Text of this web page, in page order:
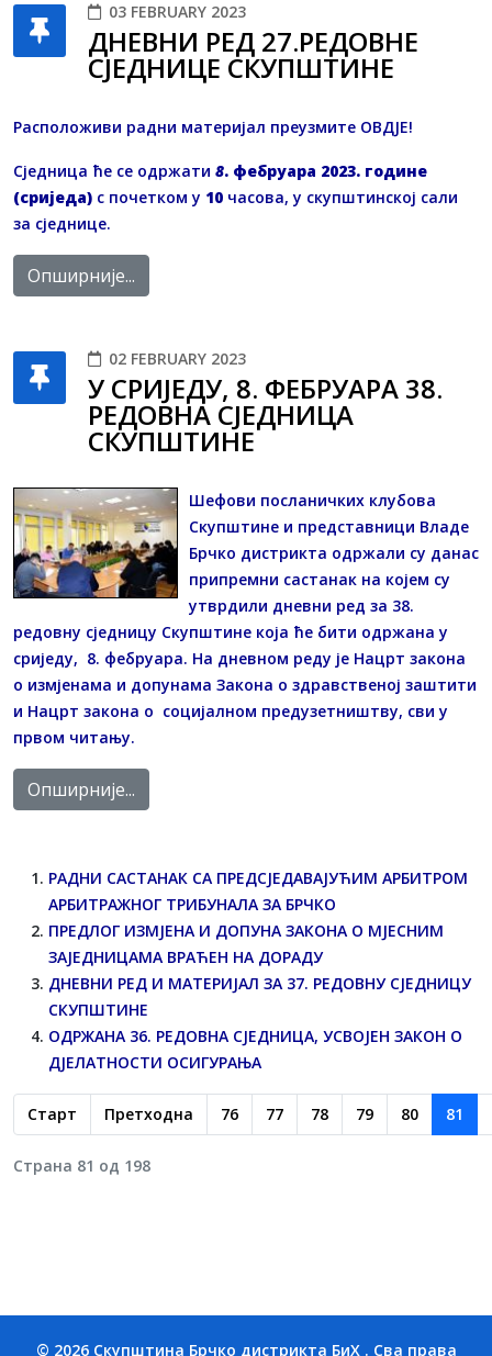
03 FEBRUARY 2023
ДНЕВНИ РЕД 27.РЕДОВНЕ
СЈЕДНИЦЕ СКУПШТИНЕ
Расположиви радни материјал преузмите OВДЈЕ!
Сједница ће се одржати 8. фебруара 2023. године
(сриједа) с почетком у 10 часова, у скупштинској сали
за сједнице.
Опширније...
02 FEBRUARY 2023
У СРИЈЕДУ, 8. ФЕБРУАРА 38.
РЕДОВНА СЈЕДНИЦА
СКУПШТИНЕ
Шефови посланичких клубова
Скупштине и представници Владе
Брчко дистрикта одржали су данас
припремни састанак на којем су
утврдили дневни ред за 38.
редовну сједницу Скупштине која ће бити одржана у
сриједу, 8. фебруара. На дневном реду је Нацрт закона
о измјенама и допунама Закона о здравственој заштити
и Нацрт закона о социјалном предузетништву, сви у
првом читању.
Опширније...
РАДНИ САСТАНАК СА ПРЕДСЈЕДАВАЈУЋИМ АРБИТРОМ
АРБИТРАЖНОГ ТРИБУНАЛА ЗА БРЧКО
ПРЕДЛОГ ИЗМЈЕНА И ДОПУНА ЗАКОНА О МЈЕСНИМ
ЗАЈЕДНИЦАМА ВРАЋЕН НА ДОРАДУ
ДНЕВНИ РЕД И МАТЕРИЈАЛ ЗА 37. РЕДОВНУ СЈЕДНИЦУ
СКУПШТИНЕ
ОДРЖАНА 36. РЕДОВНА СЈЕДНИЦА, УСВОЈЕН ЗАКОН О
ДЈЕЛАТНОСТИ ОСИГУРАЊА
Старт Претходна 76 77 78 79 80 81
Страна 81 од 198
© 2026 Скупштина Брчко дистрикта БиХ . Сва права